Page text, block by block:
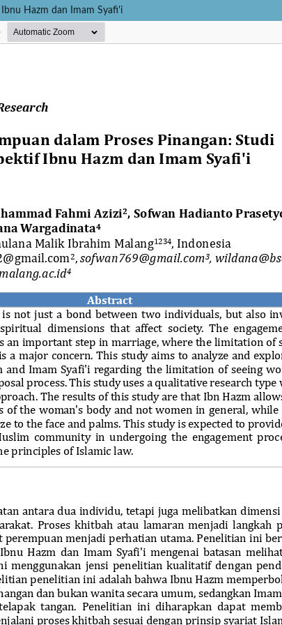
Hazm dan Imam Syafi'i